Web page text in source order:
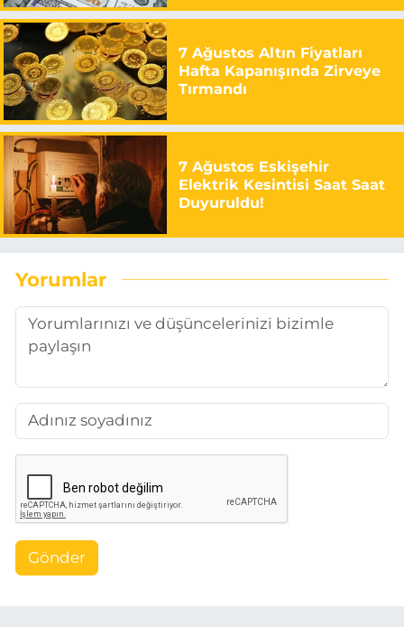
7 Ağustos Altın Fiyatları
Hafta Kapanışında Zirveye
Tırmandı
7 Ağustos Eskişehir
Elektrik Kesintisi Saat Saat
Duyuruldu!
Yorumlar
Gönder